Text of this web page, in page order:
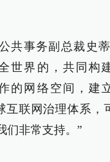
共事务副总裁史
世界的，共同构
的网络空间，建
互联网治理体系，
们非常支持。”